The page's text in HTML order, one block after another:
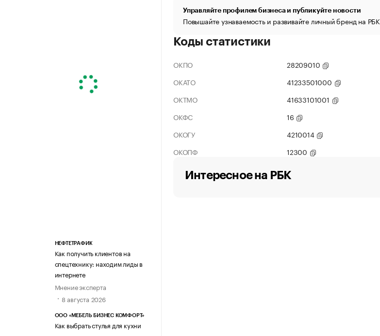
НЕФТЕТРАФИК
Как получить клиентов на
спецтехнику: находим лиды в
интернете
Мнение эксперта
8 августа 2026
ООО «МЕБЕЛЬ БИЗНЕС КОМФОРТ»
Как выбрать стулья для кухни
Управляйте профилем бизнеса и публикуйте новости
Повышайте узнаваемость и развивайте личный бренд на РБК
Коды статистики
ОКПО
28209010
ОКАТО
41233501000
ОКТМО
41633101001
ОКФС
16
ОКОГУ
4210014
ОКОПФ
12300
Интересное на РБК